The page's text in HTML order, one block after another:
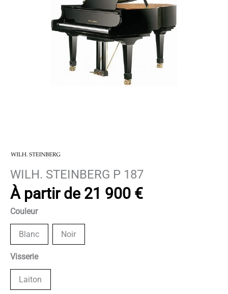
WILH. STEINBERG P 187
À partir de 21 900 €
Couleur
Blanc Noir
Visserie
Laiton